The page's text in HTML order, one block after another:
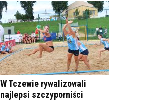
W Tczewie rywalizowali
najlepsi szczyporniści